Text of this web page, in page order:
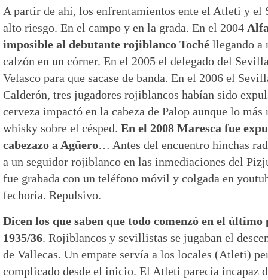
A partir de ahí, los enfrentamientos ente el Atleti y el
alto riesgo. En el campo y en la grada. En el 2004
imposible al debutante rojiblanco Toché llegando a
calzón en un córner. En el 2005 el delegado del
Velasco para que sacase de banda. En el 2006 el
Calderón, tres jugadores rojiblancos habían sido
cerveza impactó en la cabeza de Palop aunque lo
whisky sobre el césped. En el 2008 Maresca fue
cabezazo a Agüero… Antes del encuentro hinchas
a un seguidor rojiblanco en las inmediaciones del
fue grabada con un teléfono móvil y colgada en
fechoría. Repulsivo.
Dicen los que saben que todo comenzó en el
1935/36. Rojiblancos y sevillistas se jugaban el
de Vallecas. Un empate servía a los locales (Atleti)
complicado desde el inicio. El Atleti parecía incapaz